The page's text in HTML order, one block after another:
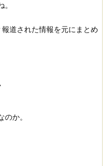
道された情報を元にまとめ
か。